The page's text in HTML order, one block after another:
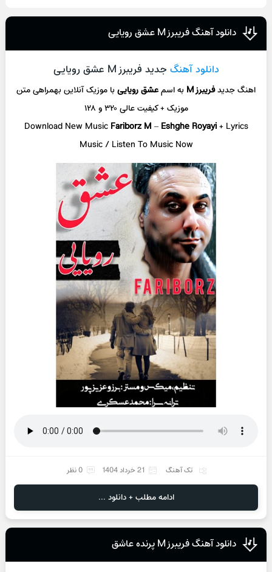
دانلود آهنگ فریبرز M عشق رویایی
دانلود آهنگ جدید فریبرز M عشق رویایی
اهنگ جدیدفریبرز M به اسمعشق رویاییبا موزیک آنلاینبهمراهی متن
موزیک + کیفیت عالی ۳۲۰ و ۱۲۸
Download New Music Fariborz M –Eshghe Royayi+ Lyrics
Music / Listen To Music Now
تک آهنگ 21 خرداد 1404 0 نظر
ادامه مطلب + دانلود ...
دانلود آهنگ فریبرز M پرنده عاشق